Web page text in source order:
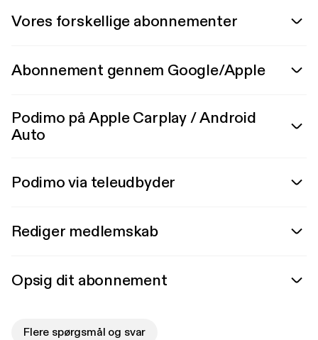
Vores forskellige abonnementer
Abonnement gennem Google/Apple
Podimo på Apple Carplay / Android
Auto
Podimo via teleudbyder
Rediger medlemskab
Opsig dit abonnement
Flere spørgsmål og svar